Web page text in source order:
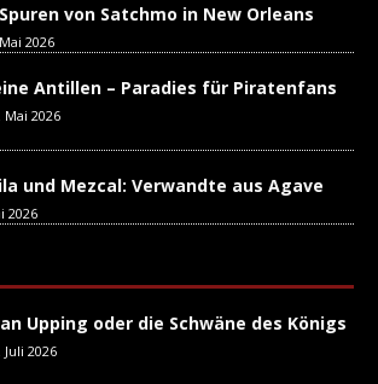
von Satchmo in New Orleans
2026
Antillen – Paradies für Piratenfans
Mai 2026
und Mezcal: Verwandte aus Agave
2026
Upping oder die Schwäne des Königs
Juli 2026